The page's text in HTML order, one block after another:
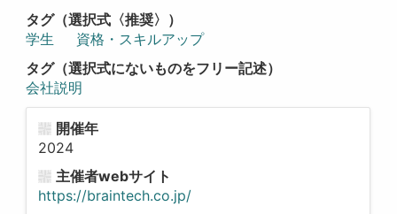
タグ（選択式〈推奨〉）
学生
資格・スキルアップ
タグ（選択式にないものをフリー記述）
会社説明
開催年
2024
主催者webサイト
https://braintech.co.jp/